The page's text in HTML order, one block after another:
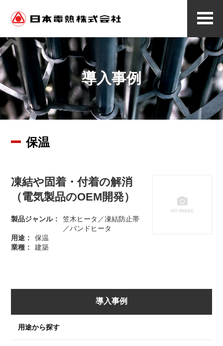
メ
ニ
ー
導入事例
保温
凍結や固着・付着の解消
（電気製品のOEM開発）
製品ジャンル
笠木ヒータ／凍結防止帯
／バンドヒータ
用途
保温
業種
建築
導入事例
用途から探す